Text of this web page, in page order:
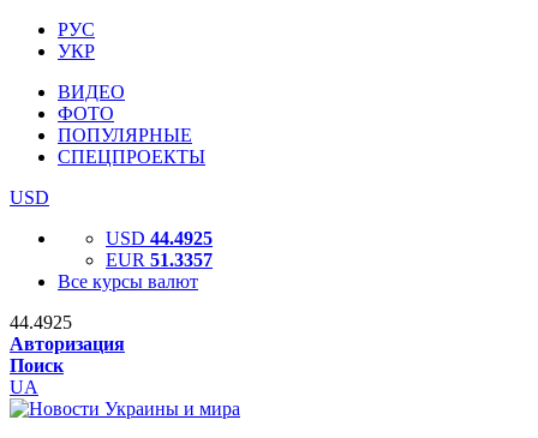
РУС
УКР
ВИДЕО
ФОТО
ПОПУЛЯРНЫЕ
СПЕЦПРОЕКТЫ
USD
USD 44.4925
EUR 51.3357
Все курсы валют
44.4925
Авторизация
Поиск
UA